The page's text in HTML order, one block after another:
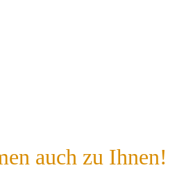
auch zu Ihnen!